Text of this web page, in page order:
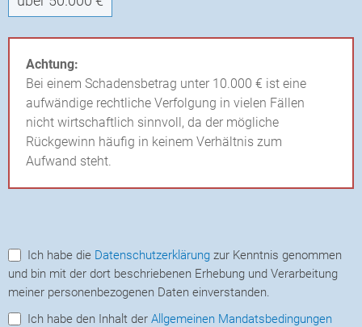
Achtung:
Bei einem Schadensbetrag unter 10.000 € ist eine
aufwändige rechtliche Verfolgung in vielen Fällen
nicht wirtschaftlich sinnvoll, da der mögliche
Rückgewinn häufig in keinem Verhältnis zum
Aufwand steht.
Ich habe die Datenschutzerklärung zur Kenntnis genommen
und bin mit der dort beschriebenen Erhebung und Verarbeitung
meiner personenbezogenen Daten einverstanden.
Ich habe den Inhalt der Allgemeinen Mandatsbedingungen